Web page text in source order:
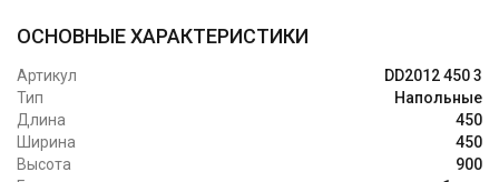
ОСНОВНЫЕ ХАРАКТЕРИСТИКИ
Артикул
DD2012 450 3
Тип
Напольные
Длина
450
Ширина
450
Высота
900